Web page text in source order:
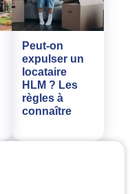
Peut-on
expulser un
locataire
HLM ? Les
règles à
connaître